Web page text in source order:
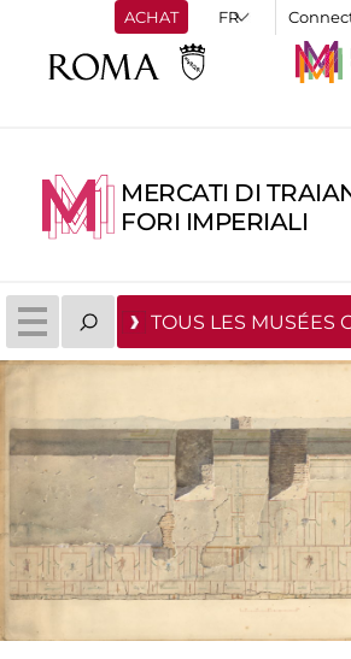
ACHAT
MERCATI DI
FORI IMPERIALI
TOUS LES MUSÉES